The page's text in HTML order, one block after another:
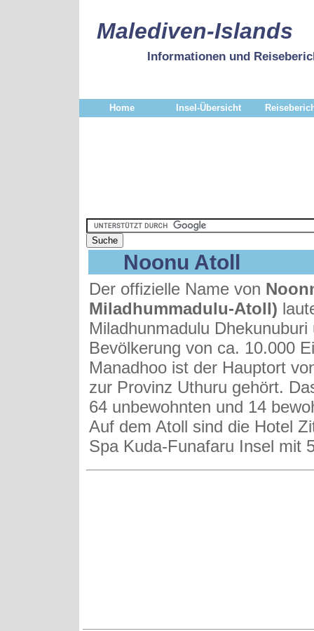
Malediven-Islands
Informationen und
Home Insel-Übersicht
Noonu Atoll
Der offizielle Name von
Miladhummadulu-Atoll)
Miladhunmadulu Dhekunuburi
Bevölkerung von ca. 10.000
Manadhoo ist der Hauptort
zur Provinz Uthuru gehört.
64 unbewohnten und 14
Auf dem Atoll sind die Hotel
Spa Kuda-Funafaru Insel mit